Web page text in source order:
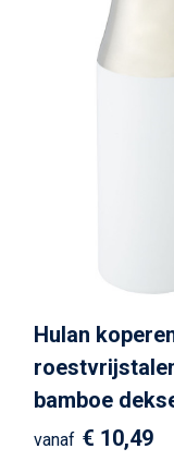
Hulan
bamboe
vanaf € 10,49